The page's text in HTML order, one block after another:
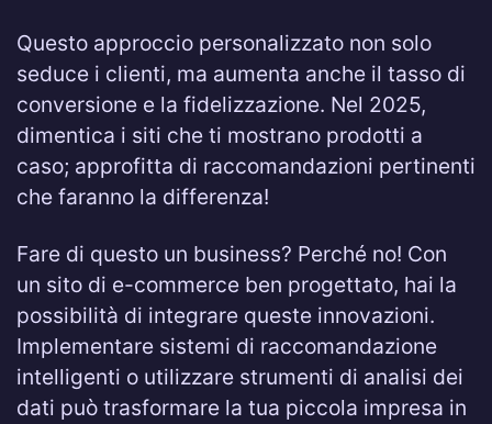
Questo approccio personalizzato non solo
seduce i clienti, ma aumenta anche il tasso di
conversione e la fidelizzazione. Nel 2025,
dimentica i siti che ti mostrano prodotti a
caso; approfitta di raccomandazioni pertinenti
che faranno la differenza!
Fare di questo un business? Perché no! Con
un sito di e-commerce ben progettato, hai la
possibilità di integrare queste innovazioni.
Implementare sistemi di raccomandazione
intelligenti o utilizzare strumenti di analisi dei
dati può trasformare la tua piccola impresa in